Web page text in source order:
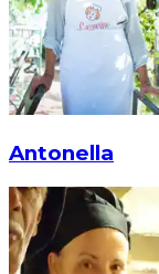
Antonella